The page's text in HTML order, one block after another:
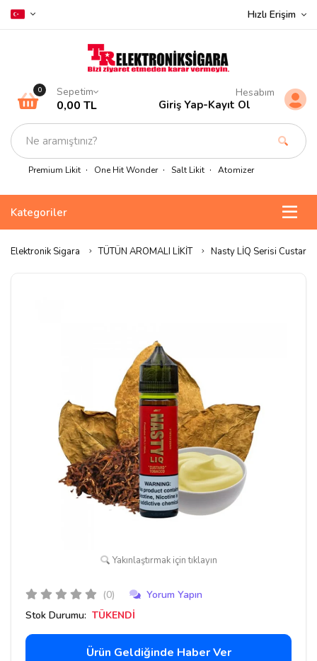
Hızlı Erişim
Premium Likit One Hit Wonder Salt Likit Atomizer
0 Sepetim
0,00 TL
Hesabım
Giriş Yap-Kayıt Ol
Kategoriler
Elektronik Sigara TÜTÜN AROMALI LİKİT Nasty LİQ Serisi Custard
Yakınlaştırmak için tıklayın
(0)
Yorum Yapın
Stok Durumu: TÜKENDİ
Ürün Geldiğinde Haber Ver